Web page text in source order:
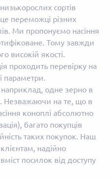
сортів
переможці різних
Ми пропонуємо насіння
Тому завжди
високій якості.
проходить перевірку на
параметри.
одне зерно в
Незважаючи на те, що в
коноплі абсолютно
багато покупців
таких покупок. Наш
надійно
посилок від доступу